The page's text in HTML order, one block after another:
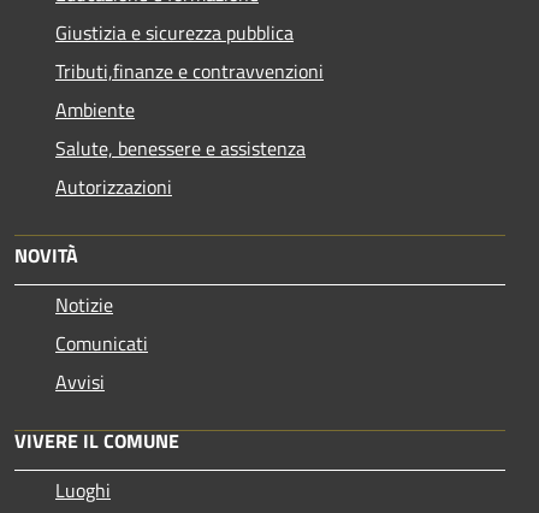
Giustizia e sicurezza pubblica
Tributi,finanze e contravvenzioni
Ambiente
Salute, benessere e assistenza
Autorizzazioni
NOVITÀ
Notizie
Comunicati
Avvisi
VIVERE IL COMUNE
Luoghi